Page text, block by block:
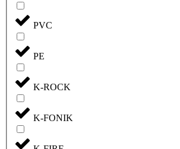
PVC
PE
K-ROCK
K-FONIK